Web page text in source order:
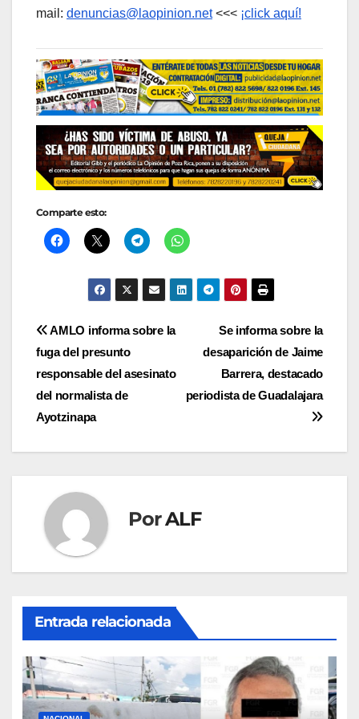
mail: denuncias@laopinion.net<<< ¡click aquí!
Comparte esto:
Navegación
de
entradas
Se informa sobre la
desaparición de Jaime
Barrera, destacado
periodista de Guadalajara
AMLO informa sobre la
fuga del presunto
responsable del asesinato
del normalista de
Ayotzinapa
PorALF
Entrada relacionada